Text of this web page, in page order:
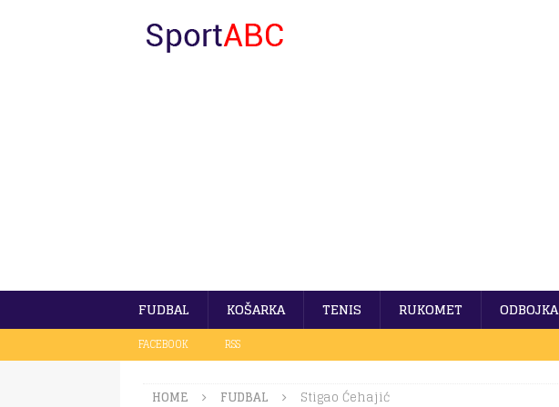
FUDBAL KOŠARKA TENIS RUKOMET ODBOJKA
FACEBOOK RSS
HOME FUDBAL Stigao Ćehajić